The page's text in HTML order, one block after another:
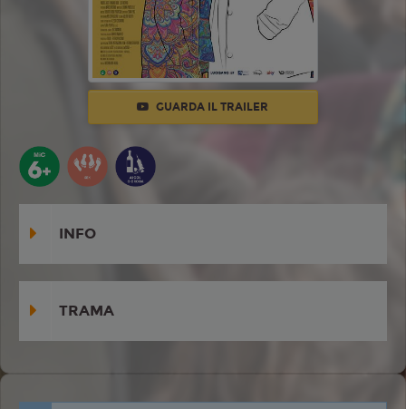
GUARDA IL TRAILER
INFO
TRAMA